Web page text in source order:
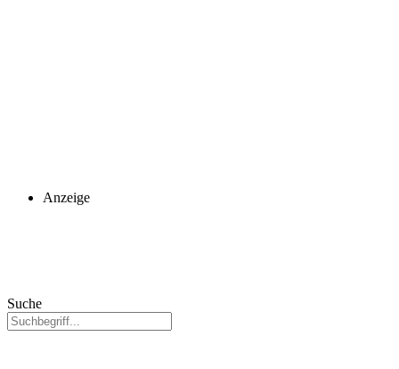
Anzeige
Suche